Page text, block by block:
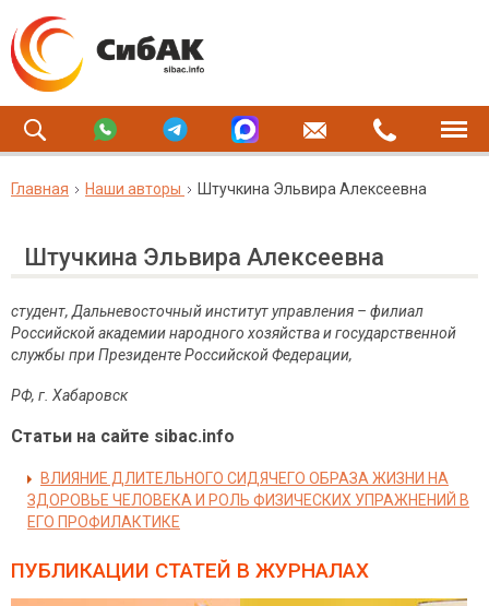
Главная Наши авторы Штучкина Эльвира Алексеевна
Штучкина Эльвира Алексеевна
студент, Дальневосточный институт управления – филиал
Российской академии народного хозяйства и государственной
службы при Президенте Российской Федерации,
РФ, г. Хабаровск
Статьи на сайте sibac.info
ВЛИЯНИЕ ДЛИТЕЛЬНОГО СИДЯЧЕГО ОБРАЗА ЖИЗНИ НА
ЗДОРОВЬЕ ЧЕЛОВЕКА И РОЛЬ ФИЗИЧЕСКИХ УПРАЖНЕНИЙ В
ЕГО ПРОФИЛАКТИКЕ
ПУБЛИКАЦИИ СТАТЕЙ В ЖУРНАЛАХ